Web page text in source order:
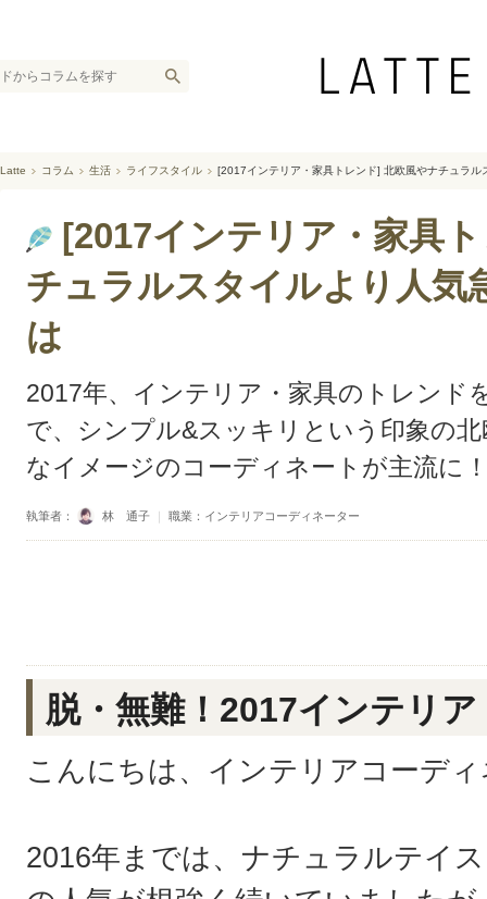
Latte コラム 生活 ライフスタイル [2017インテリア・家具トレンド] 北欧風やナチュラル
[2017インテリア・家具
チュラルスタイルより人気
は
2017年、インテリア・家具のトレンド
で、シンプル&スッキリという印象の
なイメージのコーディネートが主流に
執筆者： 林 通子 ｜ 職業：インテリアコーディネーター
脱・無難！2017インテリ
こんにちは、インテリアコーデ
2016年までは、ナチュラルテイ